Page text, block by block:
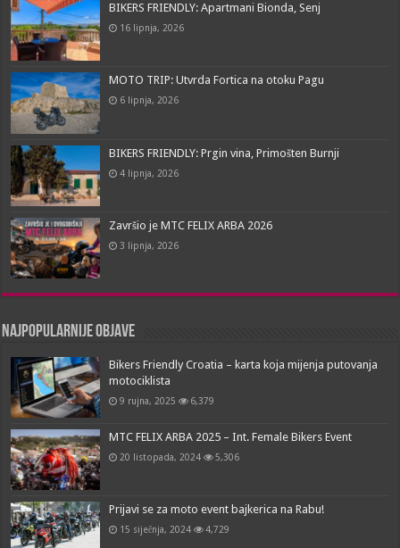
BIKERS FRIENDLY: Apartmani Bionda, Senj
16 lipnja, 2026
MOTO TRIP: Utvrda Fortica na otoku Pagu
6 lipnja, 2026
BIKERS FRIENDLY: Prgin vina, Primošten Burnji
4 lipnja, 2026
Završio je MTC FELIX ARBA 2026
3 lipnja, 2026
Najpopularnije objave
Bikers Friendly Croatia – karta koja mijenja putovanja
motociklista
9 rujna, 2025 6,379
MTC FELIX ARBA 2025 – Int. Female Bikers Event
20 listopada, 2024 5,306
Prijavi se za moto event bajkerica na Rabu!
15 siječnja, 2024 4,729